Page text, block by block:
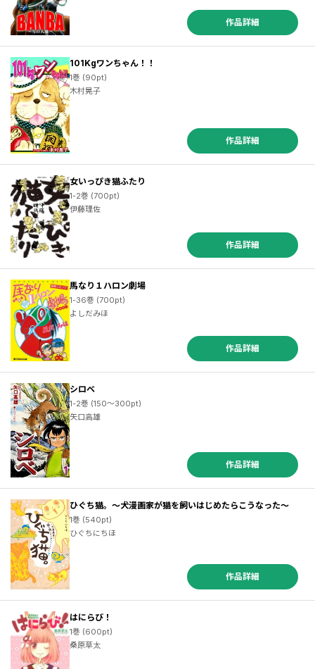
作品詳細
101Kgワンちゃん！！
1巻 (90pt)
木村晃子
作品詳細
女いっぴき猫ふたり
1-2巻 (700pt)
伊藤理佐
作品詳細
馬なり１ハロン劇場
1-36巻 (700pt)
よしだみほ
作品詳細
シロベ
1-2巻 (150～300pt)
矢口高雄
作品詳細
ひぐち猫。～犬漫画家が猫を飼いはじめたらこうなった～
1巻 (540pt)
ひぐちにちほ
作品詳細
はにらび！
1巻 (600pt)
桑原草太